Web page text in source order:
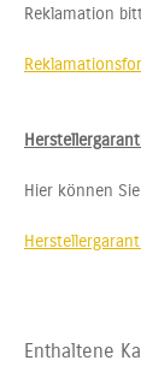
Reklamation
Hier können
Enthaltene